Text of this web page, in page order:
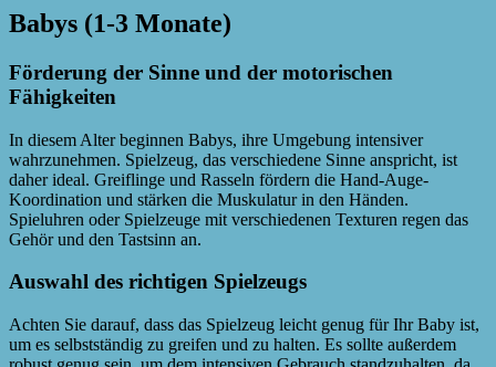
Babys (1-3 Monate)
Förderung der Sinne und der motorischen
Fähigkeiten
In diesem Alter beginnen Babys, ihre Umgebung intensiver
wahrzunehmen. Spielzeug, das verschiedene Sinne anspricht, ist
daher ideal. Greiflinge und Rasseln fördern die Hand-Auge-
Koordination und stärken die Muskulatur in den Händen.
Spieluhren oder Spielzeuge mit verschiedenen Texturen regen das
Gehör und den Tastsinn an.
Auswahl des richtigen Spielzeugs
Achten Sie darauf, dass das Spielzeug leicht genug für Ihr Baby ist,
um es selbstständig zu greifen und zu halten. Es sollte außerdem